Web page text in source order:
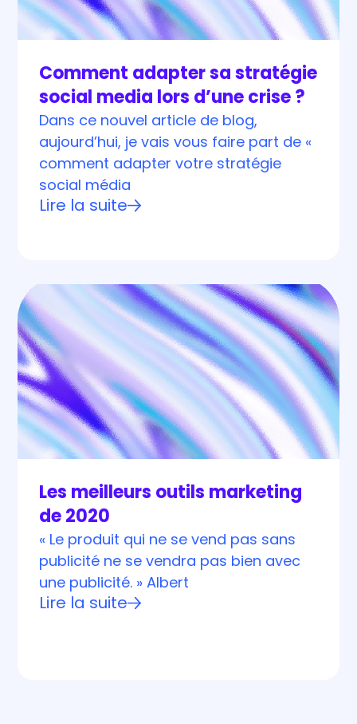
Comment adapter sa stratégie
social media lors d’une crise ?
Dans ce nouvel article de blog,
aujourd’hui, je vais vous faire part de «
comment adapter votre stratégie
social média
Lire la suite
Les meilleurs outils marketing
de 2020
« Le produit qui ne se vend pas sans
publicité ne se vendra pas bien avec
une publicité. » Albert
Lire la suite